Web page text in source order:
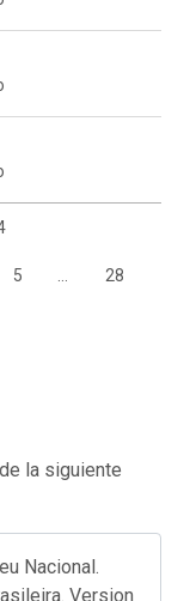
5 28
la siguiente
Nacional.
Version